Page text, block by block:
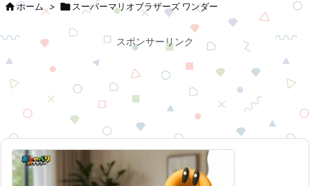
次へ
検索
ホーム >  スーパーマリオブラザーズ ワンダー
スポンサーリンク